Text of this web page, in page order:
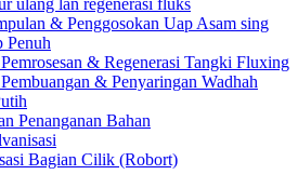
ulang lan regenerasi fluks
& Penggosokan Uap Asam sing
Penuh
& Regenerasi Tangki Fluxing
& Penyaringan Wadhah
Penanganan Bahan
Bagian Cilik (Robort)